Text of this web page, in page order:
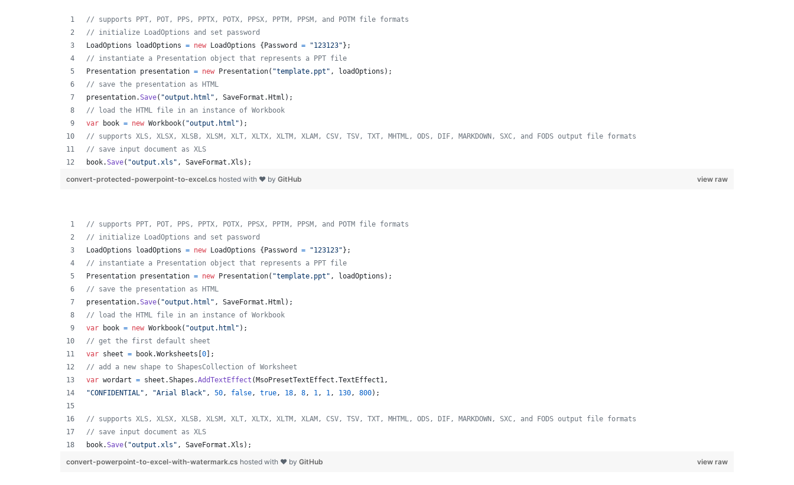
// supports PPT, POT, PPS, PPTX, POTX, PPSX, PPTM, PPSM, and POTM file formats
// initialize LoadOptions and set password
LoadOptions
loadOptions = new LoadOptions { Password = "123123" } ;
// instantiate a Presentation object that represents a PPT file
Presentation presentation = new Presentation( "template.ppt" , loadOptions ) ;
// save the presentation as HTML
presentation.Save( "output.html" , SaveFormat . Html ) ;
// load the HTML file in an instance of Workbook
var
book = new Workbook( "output.html" ) ;
// supports XLS, XLSX, XLSB, XLSM, XLT, XLTX, XLTM, XLAM, CSV, TSV, TXT, MHTML, ODS, DIF, MARKDOWN, SXC, and FODS output file formats
// save input document as XLS
book.Save( "output.xls" , SaveFormat .Xls ) ;
view raw
convert-protected-powerpoint-to-excel.cs hosted with ❤ by GitHub
// supports PPT, POT, PPS, PPTX, POTX, PPSX, PPTM, PPSM, and POTM file formats
// initialize LoadOptions and set password
LoadOptions
loadOptions = new LoadOptions { Password = "123123" } ;
// instantiate a Presentation object that represents a PPT file
Presentation presentation = new Presentation( "template.ppt" , loadOptions ) ;
// save the presentation as HTML
presentation.Save( "output.html" , SaveFormat . Html ) ;
// load the HTML file in an instance of Workbook
var
book = new Workbook( "output.html" ) ;
// get the first default sheet
var sheet = book.Worksheets 0
;
// add a new shape to ShapesCollection of Worksheet
var wordart = sheet .Shapes .AddTextEffect ( MsoPresetTextEffect .TextEffect1,
"CONFIDENTIAL" , "Arial Black" , 50, false, true, 18, 8, 1, 1, 130, 800) ;
// supports XLS, XLSX, XLSB, XLSM, XLT, XLTX, XLTM, XLAM, CSV, TSV, TXT, MHTML, ODS, DIF, MARKDOWN, SXC, and FODS output file formats
// save input document as XLS
book.Save( "output.xls" , SaveFormat .Xls ) ;
view raw
convert-powerpoint-to-excel-with-watermark.cs hosted with ❤ by GitHub